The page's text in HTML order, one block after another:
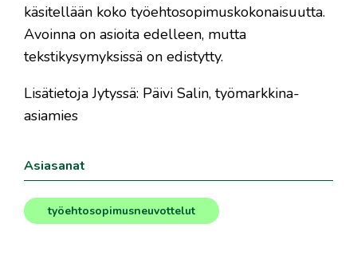
käsitellään koko työehtosopimuskokonaisuutta.
Avoinna on asioita edelleen, mutta
tekstikysymyksissä on edistytty.
Lisätietoja Jytyssä: Päivi Salin, työmarkkina-
asiamies
Asiasanat
työehtosopimusneuvottelut